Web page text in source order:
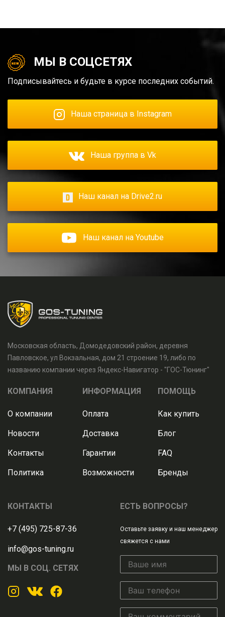
МЫ В СОЦСЕТЯХ
Подписывайтесь и будьте в курсе последних событий.
Наша страница в Instagram
Наша группа в Vk
Наш канал на Drive2.ru
Наш канал на Youtube
Московская область, Домодедовский район, деревня
Павловское, ул Вокзальная, дом 21 строение 19, либо по
названию компании через Яндекс-Навигатор - "ГОС-Тюнинг"
КОМПАНИЯ
О компании
Новости
Контакты
Политика
ИНФОРМАЦИЯ
Оплата
Доставка
Гарантии
Возможности
ПОМОЩЬ
Как купить
Блог
FAQ
Бренды
КОНТАКТЫ
+7 (495) 725-87-36
info@gos-tuning.ru
МЫ В СОЦ. СЕТЯХ
ЕСТЬ ВОПРОСЫ?
Оставьте заявку и наш менеджер
свяжется с нами